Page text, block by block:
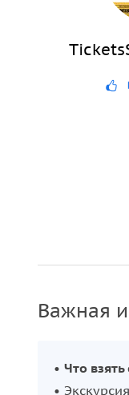
Важная
• Что взять
•